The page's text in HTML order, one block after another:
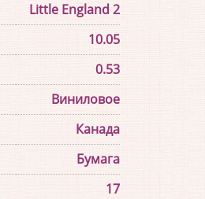
Little England 2
10.05
0.53
Виниловое
Канада
Бумага
17